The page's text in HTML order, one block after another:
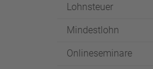
Lohnsteuer
Mindestlohn
Onlineseminare